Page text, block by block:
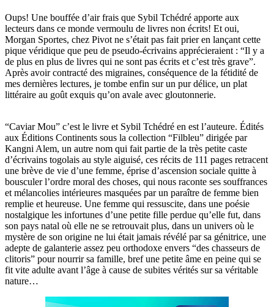
Oups! Une bouffée d’air frais que Sybil Tchédré apporte aux
lecteurs dans ce monde vermoulu de livres non écrits! Et oui,
Morgan Sportes, chez Pivot ne s’était pas fait prier en lançant cette
pique véridique que peu de pseudo-écrivains apprécieraient : “Il y a
de plus en plus de livres qui ne sont pas écrits et c’est très grave”.
Après avoir contracté des migraines, conséquence de la fétidité de
mes dernières lectures, je tombe enfin sur un pur délice, un plat
littéraire au goût exquis qu’on avale avec gloutonnerie.
“Caviar Mou” c’est le livre et Sybil Tchédré en est l’auteure. Édités
aux Éditions Continents sous la collection “Filbleu” dirigée par
Kangni Alem, un autre nom qui fait partie de la très petite caste
d’écrivains togolais au style aiguisé, ces récits de 111 pages retracent
une brève de vie d’une femme, éprise d’ascension sociale quitte à
bousculer l’ordre moral des choses, qui nous raconte ses souffrances
et mélancolies intérieures masquées par un paraître de femme bien
remplie et heureuse. Une femme qui ressuscite, dans une poésie
nostalgique les infortunes d’une petite fille perdue qu’elle fut, dans
son pays natal où elle ne se retrouvait plus, dans un univers où le
mystère de son origine ne lui était jamais révélé par sa génitrice, une
adepte de galanterie assez peu orthodoxe envers “des chasseurs de
clitoris” pour nourrir sa famille, bref une petite âme en peine qui se
fit vite adulte avant l’âge à cause de subites vérités sur sa véritable
nature…